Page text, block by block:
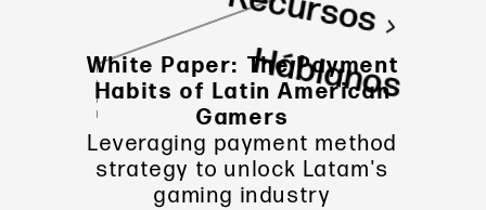
Háblanos
White Paper: The Payment
Habits of Latin American
Gamers
Leveraging payment method
strategy to unlock Latam's
gaming industry